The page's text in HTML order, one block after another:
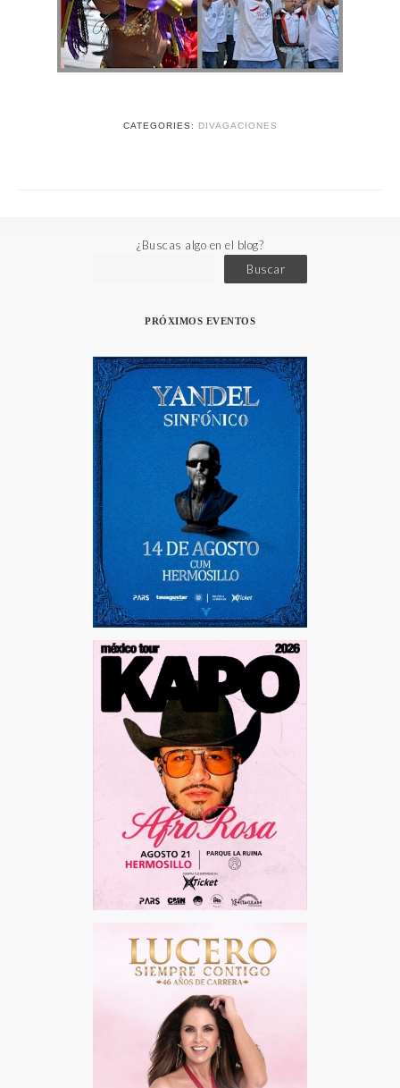
CATEGORIES: DIVAGACIONES
¿Buscas algo en el blog?
Buscar
PRÓXIMOS EVENTOS